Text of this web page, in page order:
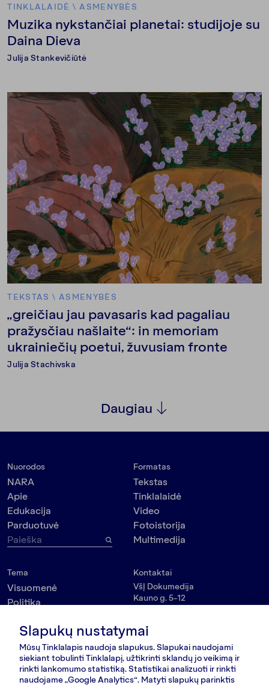
TINKLALAIDĖ \ ASMENYBĖS
Muzika nykstančiai planetai: studijoje su
Daina Dieva
Julija Stankevičiūtė
TEKSTAS \ ASMENYBĖS
„greičiau jau pavasaris kad pagaliau
pražysčiau našlaite“: in memoriam
ukrainiečių poetui, žuvusiam fronte
Julija Stachivska
Daugiau
Nuorodos
NARA
Apie
Edukacija
Parduotuvė
Formatas
Tekstas
Tinklalaidė
Video
Fotoistorija
Multimedija
Tema
Visuomenė
Politika
Psichologija
Asmenybės
Aplinkosauga
Kontaktai
VšĮ Dokumedija
Kauno g. 5-12
SEKITE MUS
Slapukų nustatymai
Mūsų Tinklalapis naudoja slapukus. Slapukai naudojami
siekiant tobulinti Tinklalapį, užtikrinti sklandų jo veikimą ir
rinkti lankomumo statistiką. Statistikai analizuoti ir rinkti
naudojame „Google Analytics“. Matyti slapukų parinktis